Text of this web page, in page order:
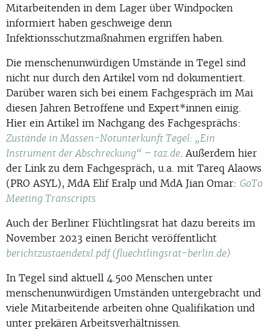
Mitarbeitenden in dem Lager über Windpocken
informiert haben geschweige denn
Infektionsschutzmaßnahmen ergriffen haben.
Die menschenunwürdigen Umstände in Tegel sind
nicht nur durch den Artikel vom nd dokumentiert.
Darüber waren sich bei einem Fachgespräch im Mai
diesen Jahren Betroffene und Expert*innen einig.
Hier ein Artikel im Nachgang des Fachgesprächs:
Zustände in Massen-Notunterkunft Tegel: „Ein
Instrument der Abschreckung“ – taz.de. Außerdem hier
der Link zu dem Fachgespräch, u.a. mit Tareq Alaows
(PRO ASYL), MdA Elif Eralp und MdA Jian Omar: GoTo
Meeting Transcripts
Auch der Berliner Flüchtlingsrat hat dazu bereits im
November 2023 einen Bericht veröffentlicht
berichtzustaendetxl.pdf (fluechtlingsrat-berlin.de)
In Tegel sind aktuell 4.500 Menschen unter
menschenunwürdigen Umständen untergebracht und
viele Mitarbeitende arbeiten ohne Qualifikation und
unter prekären Arbeitsverhältnissen.